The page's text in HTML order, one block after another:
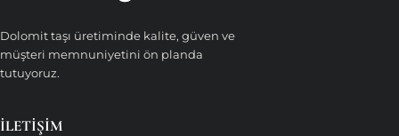
Dolomit taşı üretiminde kalite, güven ve
müşteri memnuniyetini ön planda
tutuyoruz.
İLETIŞIM